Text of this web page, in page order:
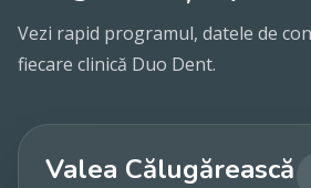
Vezi rapid programul, datele de
fiecare clinică Duo Dent.
Valea Călugărească